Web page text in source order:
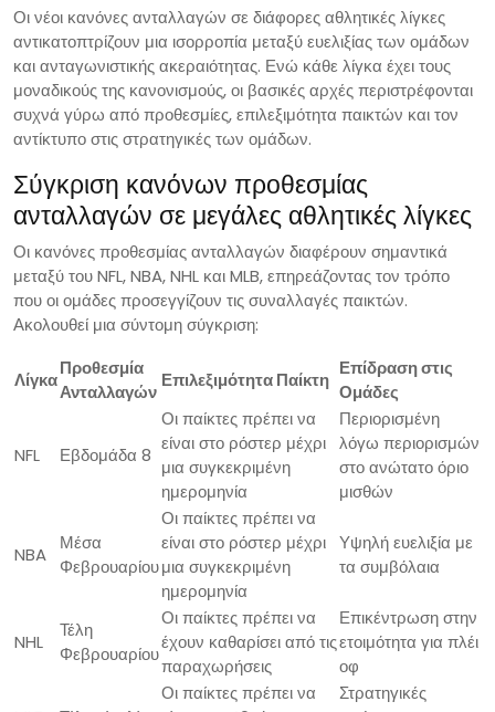
Οι νέοι κανόνες ανταλλαγών σε διάφορες αθλητικές λίγκες
αντικατοπτρίζουν μια ισορροπία μεταξύ ευελιξίας των ομάδων
και ανταγωνιστικής ακεραιότητας. Ενώ κάθε λίγκα έχει τους
μοναδικούς της κανονισμούς, οι βασικές αρχές περιστρέφονται
συχνά γύρω από προθεσμίες, επιλεξιμότητα παικτών και τον
αντίκτυπο στις στρατηγικές των ομάδων.
Σύγκριση κανόνων προθεσμίας
ανταλλαγών σε μεγάλες αθλητικές λίγκες
Οι κανόνες προθεσμίας ανταλλαγών διαφέρουν σημαντικά
μεταξύ του NFL, NBA, NHL και MLB, επηρεάζοντας τον τρόπο
που οι ομάδες προσεγγίζουν τις συναλλαγές παικτών.
Ακολουθεί μια σύντομη σύγκριση:
Λίγκα
Προθεσμία
Ανταλλαγών
Επιλεξιμότητα Παίκτη
Επίδραση στις
Ομάδες
NFL Εβδομάδα 8
Οι παίκτες πρέπει να
είναι στο ρόστερ μέχρι
μια συγκεκριμένη
ημερομηνία
Περιορισμένη
λόγω περιορισμών
στο ανώτατο όριο
μισθών
NBA
Μέσα
Φεβρουαρίου
Οι παίκτες πρέπει να
είναι στο ρόστερ μέχρι
μια συγκεκριμένη
ημερομηνία
Υψηλή ευελιξία με
τα συμβόλαια
NHL
Τέλη
Φεβρουαρίου
Οι παίκτες πρέπει να
έχουν καθαρίσει από τις
παραχωρήσεις
Επικέντρωση στην
ετοιμότητα για πλέι
οφ
Οι παίκτες πρέπει να
Στρατηγικές